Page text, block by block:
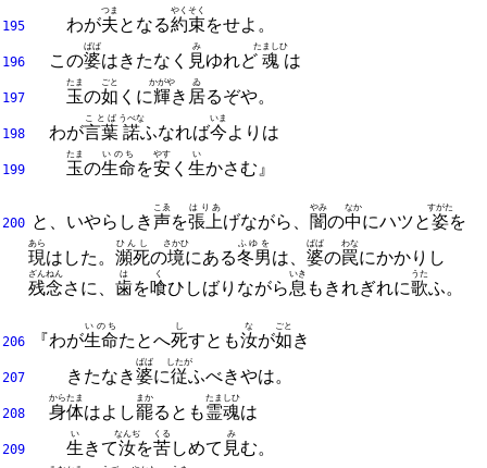
195 わが夫
つま
となる約束
やくそく
をせよ。
196 この婆
ばば
はきたなく 見
み
ゆれど 魂
たましひ
は
197 玉
たま
の如
ごと
くに輝
かがや
き 居
ゐ
るぞや。
198 わが言葉
ことば
諾
うべな
ふなれば今
いま
よりは
199 玉
たま
の生命
いのち
を安
やす
く生
い
かさむ』
200 と、 いやらしき声
こゑ
を張上
はりあ
げながら、 闇
やみ
の中
なか
にハツと姿
すがた
を
現
あら
はした。 瀕死
ひんし
の境
さかひ
にある冬男
ふゆを
は、 婆
ばば
の罠
わな
にかかりし
残念
ざんねん
さに、 歯
は
を喰
く
ひしばりながら息
いき
もきれぎれに歌
うた
ふ。
206 『わが生命
いのち
たとへ死
し
すとも汝
な
が如
ごと
き
207 きたなき婆
ばば
に従
したが
ふべきやは。
208 身体
からたま
はよし罷
まか
るとも霊魂
たましひ
は
209 生
い
きて汝
なんぢ
を苦
くる
しめて 見
み
む。